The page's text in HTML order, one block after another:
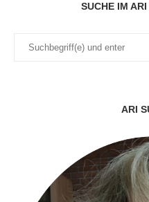
SUCHE IM
ARI